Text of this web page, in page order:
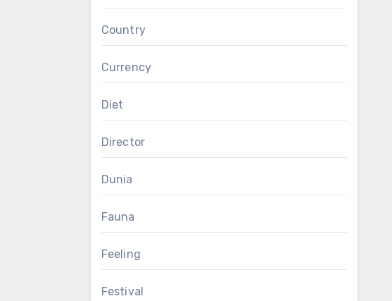
Country
Currency
Diet
Director
Dunia
Fauna
Feeling
Festival